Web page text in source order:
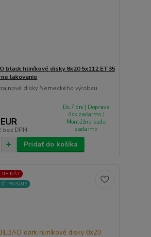
black hliníkové disky 8x20 5x112 ET35
lakovanie
disky Nemeckého výrobcu
bez DPH
Do 7 dní | Doprava
4ks zadarmo |
Montážna sada
zadarmo
Pridať do košíka
PASUJE